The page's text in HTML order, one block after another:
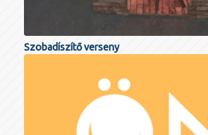
Szobadíszítő verseny